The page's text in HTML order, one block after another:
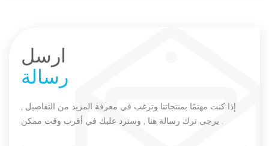
ارسل
رسالة
إذا كنت مهتمًا بمنتجاتنا وترغب في معرفة المزيد من التفاصيل ,
يرجى ترك رسالة هنا , وسنرد عليك في أقرب وقت ممكن .